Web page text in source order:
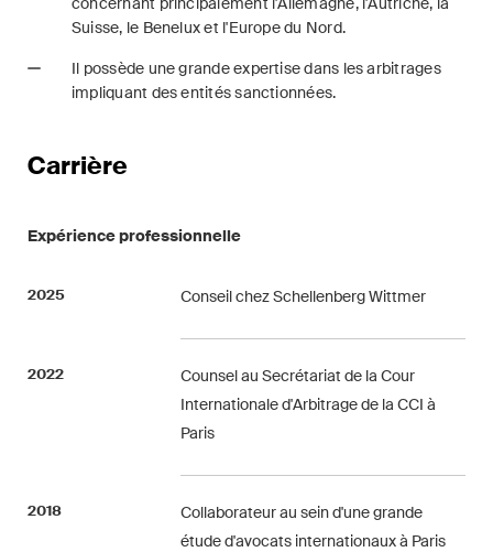
Suisse, le Benelux et l'Europe du Nord.
Il possède une grande expertise dans les arbitrages
impliquant des entités sanctionnées.
Carrière
Expérience professionnelle
2025 Conseil chez Schellenberg Wittmer
2022
Counsel au Secrétariat de la Cour
Internationale d'Arbitrage de la CCI à
Paris
2018
Collaborateur au sein d'une grande
étude d'avocats internationaux à Paris
l'environnement en évolution
rapide des litiges
environnementaux, sociaux et
Analyse concise des
pour les membres des conseils
d'administration des sociétés
Une mise à jour régulière d'un
point de vue unique en matière
de fusions et acquisitions sur